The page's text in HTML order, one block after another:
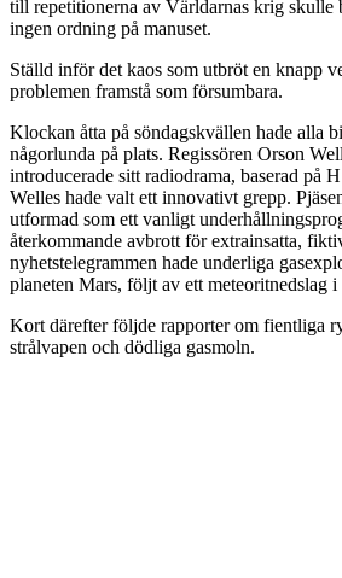
till repetitionerna av Världarnas krig skulle
ingen ordning på manuset.
Ställd inför det kaos som utbröt en knapp
problemen framstå som försumbara.
Klockan åtta på söndagskvällen hade alla
någorlunda på plats. Regissören Orson
introducerade sitt radiodrama, baserad på
Welles hade valt ett innovativt grepp.
utformad som ett vanligt
återkommande avbrott för extrainsatta,
nyhetstelegrammen hade underliga
planeten Mars, följt av ett meteoritnedslag i
Kort därefter följde rapporter om fientliga
strålvapen och dödliga gasmoln.